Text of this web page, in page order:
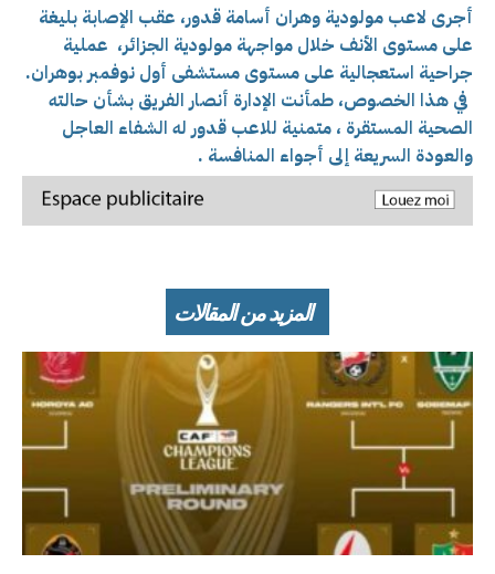
أجرى لاعب مولودية وهران أسامة قدور، عقب الإصابة بليغة
على مستوى الأنف خلال مواجهة مولودية الجزائر، عملية
جراحية استعجالية على مستوى مستشفى أول نوفمبر بوهران.
في هذا الخصوص، طمأنت الإدارة أنصار الفريق بشأن حالته
الصحية المستقرة ، متمنية للاعب قدور له الشفاء العاجل
والعودة السريعة إلى أجواء المنافسة .
المزيد من المقالات